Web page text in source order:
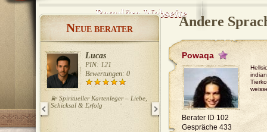
Reguläre Webseite
NEUE BERATER
Lucas
PIN: 121
Bewertungen: 0
💫 Spiritueller Kartenleger – Liebe,
Schicksal & Erfolg
Gaby Köster
PIN: 110
Bewertungen: 0
Ich lege seit über 40 Jahren die
Karten, habe diverse
Weiterbildungen in der
Energiearbeit und helfe Dir gerne
bei Deinen Fragen und Problemen.
Andere
Powaqa
Berater ID 102
Gespräche 433